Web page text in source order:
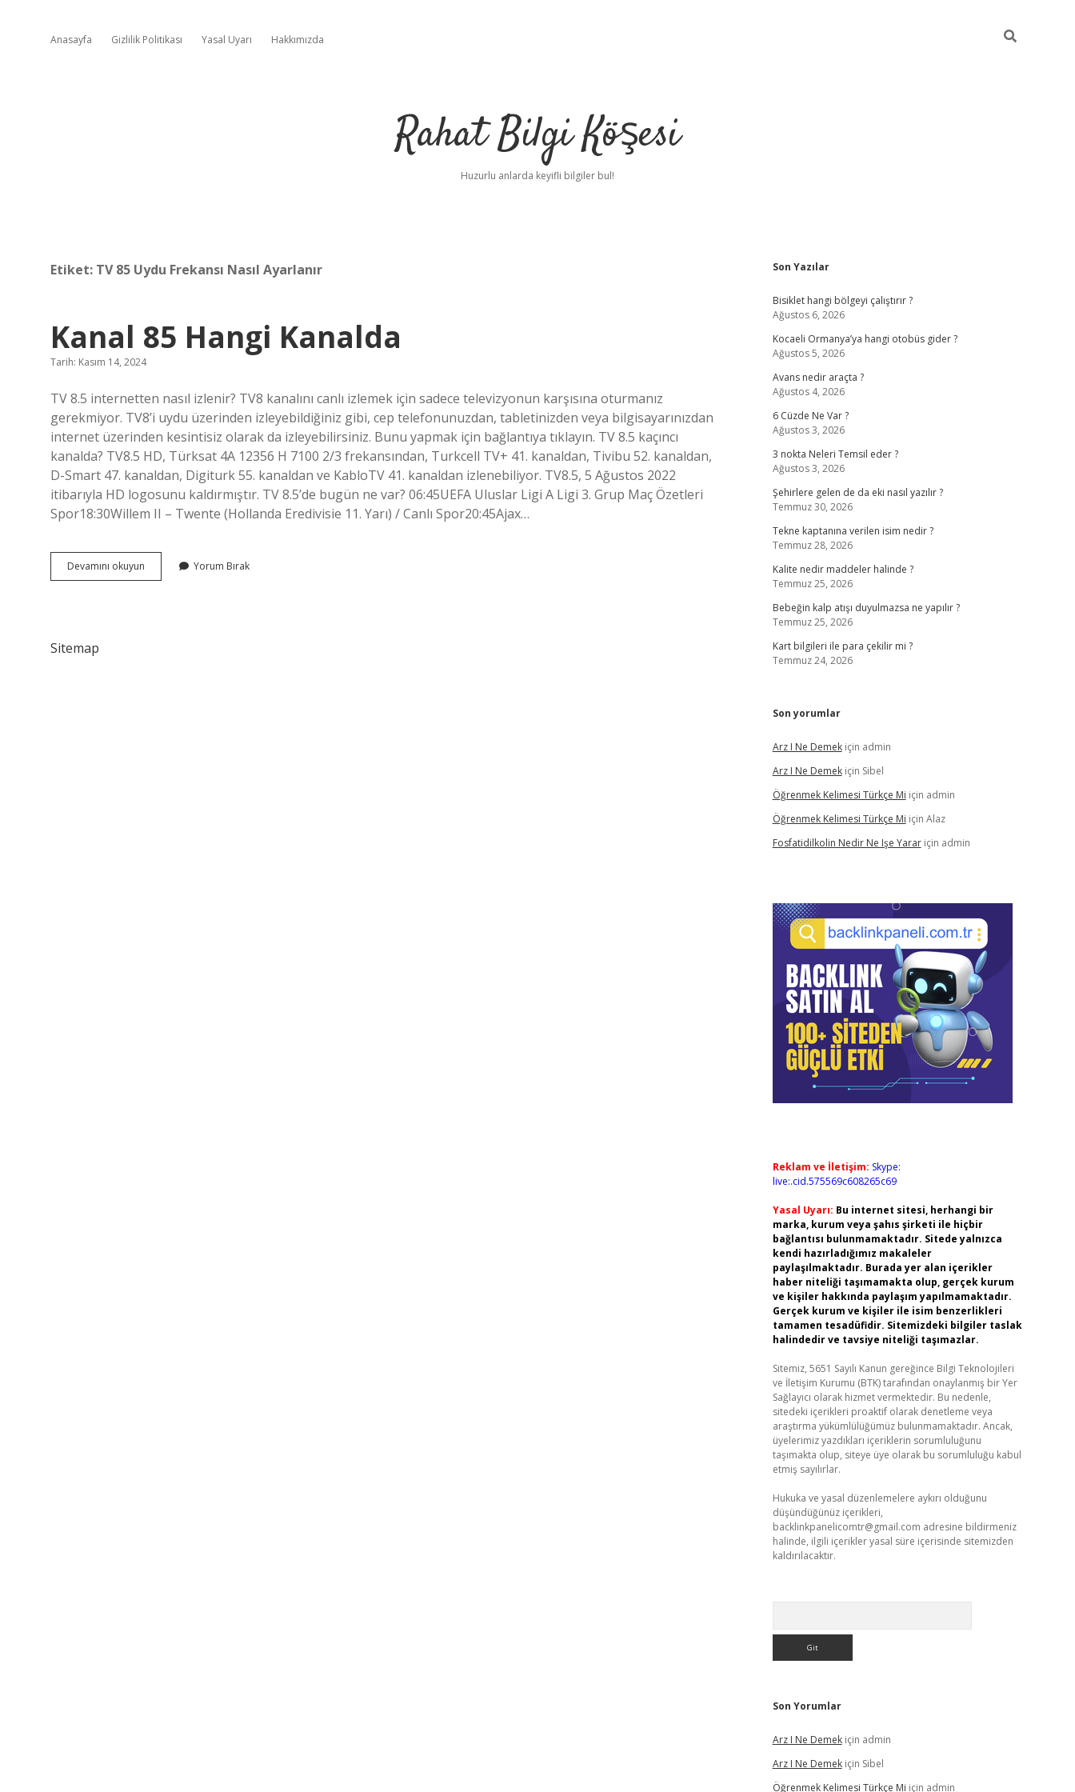
Anasayfa Gizlilik Politikası Yasal Uyarı Hakkımızda
Rahat Bilgi Köşesi
Huzurlu anlarda keyifli bilgiler bul!
Etiket: TV 85 Uydu Frekansı Nasıl Ayarlanır
Kanal 85 Hangi Kanalda
Tarih: Kasım 14, 2024
TV 8.5 internetten nasıl izlenir? TV8 kanalını canlı izlemek için sadece televizyonun karşısına oturmanız
gerekmiyor. TV8’i uydu üzerinden izleyebildiğiniz gibi, cep telefonunuzdan, tabletinizden veya bilgisayarınızdan
internet üzerinden kesintisiz olarak da izleyebilirsiniz. Bunu yapmak için bağlantıya tıklayın. TV 8.5 kaçıncı
kanalda? TV8.5 HD, Türksat 4A 12356 H 7100 2/3 frekansından, Turkcell TV+ 41. kanaldan, Tivibu 52. kanaldan,
D-Smart 47. kanaldan, Digiturk 55. kanaldan ve KabloTV 41. kanaldan izlenebiliyor. TV8.5, 5 Ağustos 2022
itibarıyla HD logosunu kaldırmıştır. TV 8.5’de bugün ne var? 06:45UEFA Uluslar Ligi A Ligi 3. Grup Maç Özetleri
Spor18:30Willem II – Twente (Hollanda Eredivisie 11. Yarı) / Canlı Spor20:45Ajax…
Devamını okuyun
85
Yorum Bırak
Sitemap
Sidebar
Son Yazılar
Bisiklet hangi bölgeyi çalıştırır ?
Ağustos 6, 2026
Kocaeli Ormanya’ya hangi otobüs gider ?
Ağustos 5, 2026
Avans nedir araçta ?
Ağustos 4, 2026
6 Cüzde Ne Var ?
Ağustos 3, 2026
3 nokta Neleri Temsil eder ?
Ağustos 3, 2026
Şehirlere gelen de da eki nasıl yazılır ?
Temmuz 30, 2026
Tekne kaptanına verilen isim nedir ?
Temmuz 28, 2026
Kalite nedir maddeler halinde ?
Temmuz 25, 2026
Bebeğin kalp atışı duyulmazsa ne yapılır ?
Temmuz 25, 2026
Kart bilgileri ile para çekilir mi ?
Temmuz 24, 2026
Son yorumlar
Arz I Ne Demekiçin admin
Arz I Ne Demekiçin Sibel
Öğrenmek Kelimesi Türkçe Mi için admin
Öğrenmek Kelimesi Türkçe Mi için Alaz
Fosfatidilkolin Nedir Ne Işe Yarariçin admin
Reklam ve İletişim: Skype:
live:.cid.575569c608265c69
Yasal Uyarı: Bu internet sitesi, herhangi bir
marka, kurum veya şahıs şirketi ile hiçbir
bağlantısı bulunmamaktadır. Sitede yalnızca
kendi hazırladığımız makaleler
paylaşılmaktadır. Burada yer alan içerikler
haber niteliği taşımamakta olup, gerçek kurum
ve kişiler hakkında paylaşım yapılmamaktadır.
Gerçek kurum ve kişiler ile isim benzerlikleri
tamamen tesadüfidir. Sitemizdeki bilgiler taslak
halindedir ve tavsiye niteliği taşımazlar.
Sitemiz, 5651 Sayılı Kanun gereğince Bilgi Teknolojileri
ve İletişim Kurumu (BTK) tarafından onaylanmış bir Yer
Sağlayıcı olarak hizmet vermektedir. Bu nedenle,
sitedeki içerikleri proaktif olarak denetleme veya
araştırma yükümlülüğümüz bulunmamaktadır. Ancak,
üyelerimiz yazdıkları içeriklerin sorumluluğunu
taşımakta olup, siteye üye olarak bu sorumluluğu kabul
etmiş sayılırlar.
Hukuka ve yasal düzenlemelere aykırı olduğunu
düşündüğünüz içerikleri,
backlinkpanelicomtr@gmail.com adresine bildirmeniz
halinde, ilgili içerikler yasal süre içerisinde sitemizden
kaldırılacaktır.
Son Yorumlar
Arz I Ne Demekiçin admin
Arz I Ne Demekiçin Sibel
Öğrenmek Kelimesi Türkçe Mi için admin